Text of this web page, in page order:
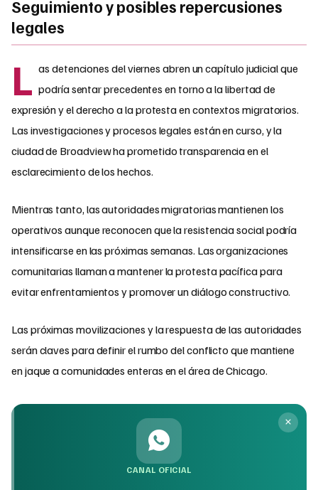
Seguimiento y posibles repercusiones
legales
L as detenciones del viernes abren un capítulo judicial que
podría sentar precedentes en torno a la libertad de
expresión y el derecho a la protesta en contextos migratorios.
Las investigaciones y procesos legales están en curso, y la
ciudad de Broadview ha prometido transparencia en el
esclarecimiento de los hechos.
Mientras tanto, las autoridades migratorias mantienen los
operativos aunque reconocen que la resistencia social podría
intensificarse en las próximas semanas. Las organizaciones
comunitarias llaman a mantener la protesta pacífica para
evitar enfrentamientos y promover un diálogo constructivo.
Las próximas movilizaciones y la respuesta de las autoridades
serán claves para definir el rumbo del conflicto que mantiene
en jaque a comunidades enteras en el área de Chicago.
CANAL OFICIAL